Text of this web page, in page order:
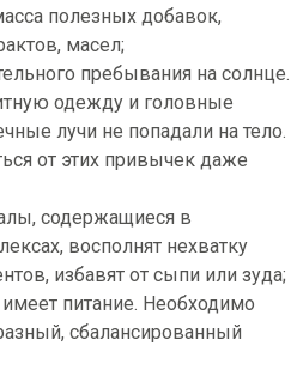
полезных добавок,
масел;
пребывания на солнце.
одежду и головные
лучи не попадали на тело.
от этих привычек даже
содержащиеся в
восполнят нехватку
избавят от сыпи или зуда;
питание. Необходимо
сбалансированный